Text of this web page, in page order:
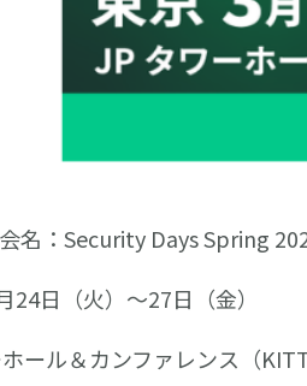
名：Security Days Spring
24日（火）～27日（金）
ホール＆カンファレンス（